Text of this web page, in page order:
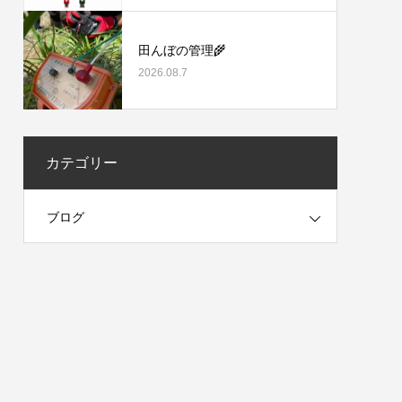
田んぼの管理🌾
2026.08.7
カテゴリー
ブログ